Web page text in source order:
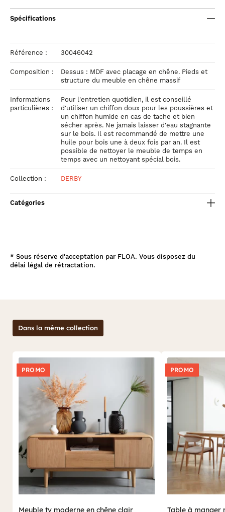
Spécifications
Référence : 30046042
Composition :
Dessus : MDF avec placage en chêne. Pieds et
structure du meuble en chêne massif
Informations
particulières :
Pour l'entretien quotidien, il est conseillé
d'utiliser un chiffon doux pour les poussières et
un chiffon humide en cas de tache et bien
sécher après. Ne jamais laisser d'eau stagnante
sur le bois. Il est recommandé de mettre une
huile pour bois une à deux fois par an. Il est
possible de nettoyer le meuble de temps en
temps avec un nettoyant spécial bois.
Collection : DERBY
Catégories
* Sous réserve d'acceptation par FLOA. Vous disposez du
délai légal de rétractation.
Dans la même collection
PROMO
Meuble tv moderne en chêne clair
PROMO
Table à manger